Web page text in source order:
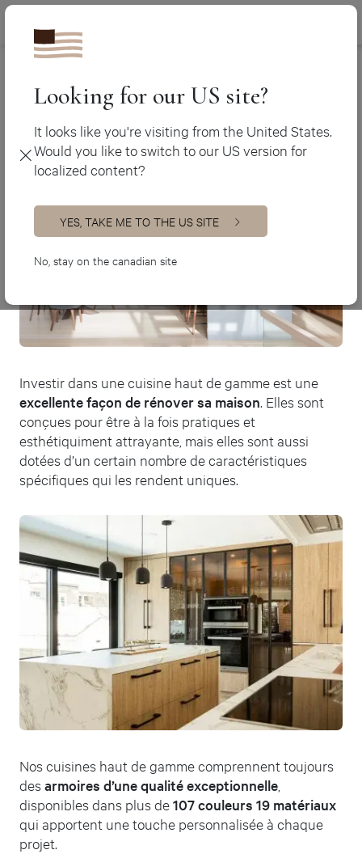
Cuisines haut de gamme
Investir dans une cuisine haut de gamme est une
excellente façon de rénover sa maison. Elles sont
conçues pour être à la fois pratiques et
esthétiquiment attrayante, mais elles sont aussi
dotées d’un certain nombre de caractéristiques
spécifiques qui les rendent uniques.
Nos cuisines haut de gamme comprennent toujours
desarmoires d’une qualité exceptionnelle
disponibles dans plus de107 couleurs 19 matériaux
qui apportent une touche personnalisée à chaque
projet.
Looking for our US site?
It looks like you're visiting from the United States.
Would you like to switch to our US version for
localized content?
YES, TAKE ME TO THE US SITE
No, stay on the canadian site